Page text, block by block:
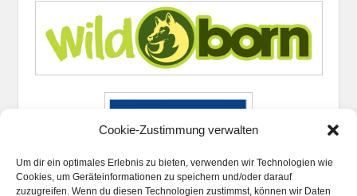
Cookie-Zustimmung verwalten
Um dir ein optimales Erlebnis zu bieten, verwenden wir Technologien wie
Cookies, um Geräteinformationen zu speichern und/oder darauf
zuzugreifen. Wenn du diesen Technologien zustimmst, können wir Daten